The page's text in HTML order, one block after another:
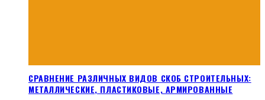
СРАВНЕНИЕ РАЗЛИЧНЫХ ВИДОВ СКОБ СТРОИТЕЛЬНЫХ:
МЕТАЛЛИЧЕСКИЕ, ПЛАСТИКОВЫЕ, АРМИРОВАННЫЕ